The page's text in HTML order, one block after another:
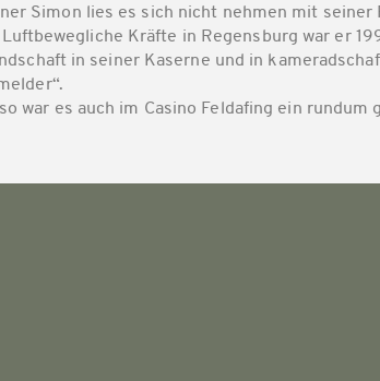
Simon lies es sich nicht nehmen mit seiner
Kräfte in Regensburg war er
in seiner Kaserne und in
war es auch im Casino Feldafing ein rundum